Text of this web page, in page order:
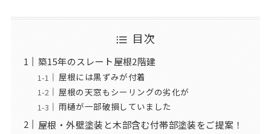
目次
築15年のスレート屋根2階建
屋根には黒ずみが付着
屋根の天窓もシーリングの劣化が
雨樋が一部破損していました
屋根・外壁塗装と木部含む付帯部塗装をご提案！